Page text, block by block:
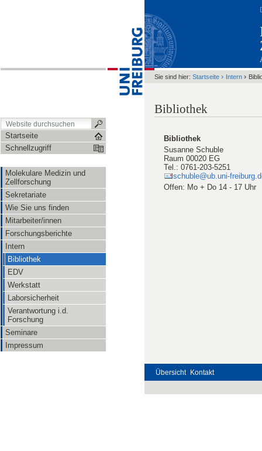
Startseite
Schnellzugriff
Molekulare Medizin und
Zellforschung
Sekretariate
Wie Sie uns finden
Mitarbeiter/innen
Forschungsberichte
Intern
Bibliothek
EDV
Werkstatt
Laborsicherheit
Verantwortung i.d.
Forschung
Seminare
Impressum
Sie sind hier: Startseite › Intern ›
Bibliothek
Bibliothek
Susanne Schuble
Raum 00020 EG
Tel.: 0761-203-5251
schuble@ub.uni-
Offen: Mo + Do 14 - 17 Uhr
Übersicht Kontakt